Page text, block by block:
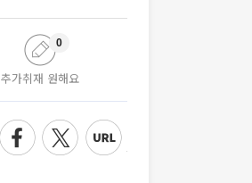
추가취재 원해요
0